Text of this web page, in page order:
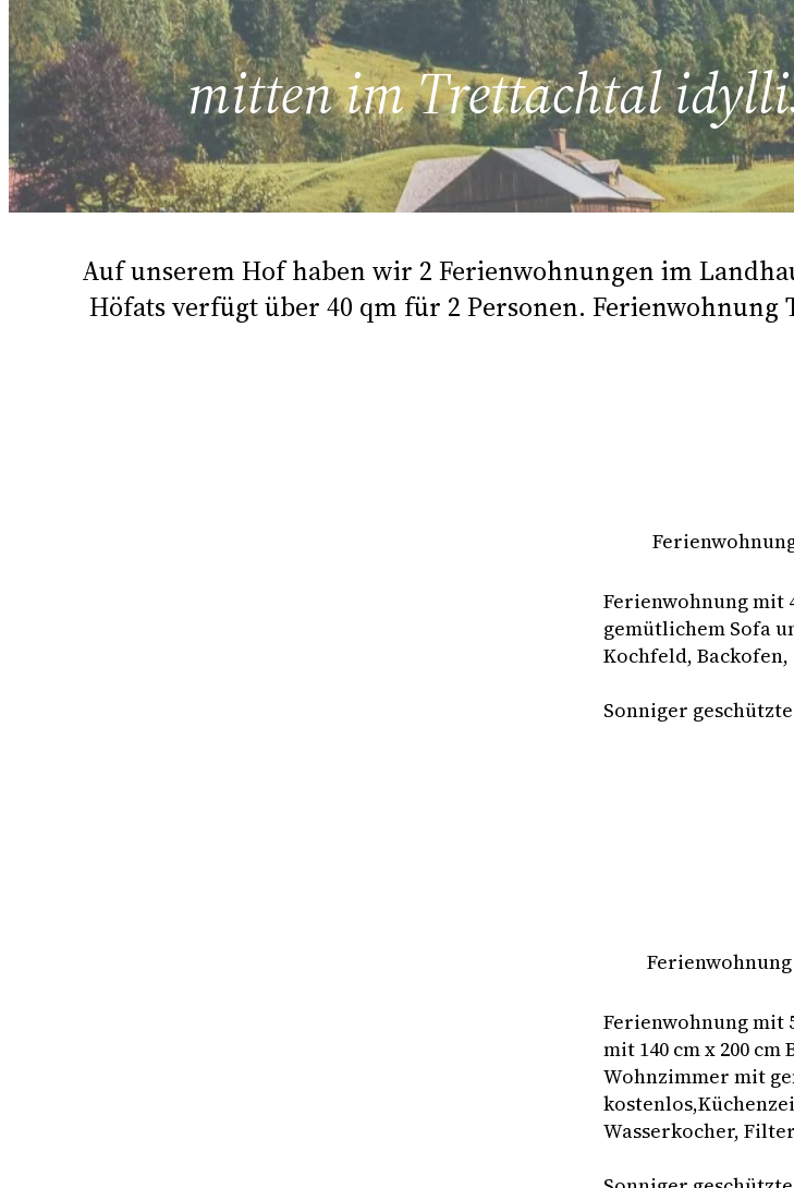
mitten im Trettachtal
Auf unserem Hof haben wir 2 Ferienwohnungen im
Höfats verfügt über 40 qm für 2 Personen.
Ferienwohnung mit
gemütlichem Sofa
Kochfeld,
Sonniger
Ferienwohnung
Ferienwohnung mit
mit 140 cm x 200 cm
Wohnzimmer mit
Wasserkocher,